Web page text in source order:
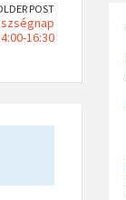
POST
16:30